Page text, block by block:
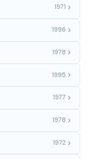
1971
1996
1978
1995
1977
1978
1972